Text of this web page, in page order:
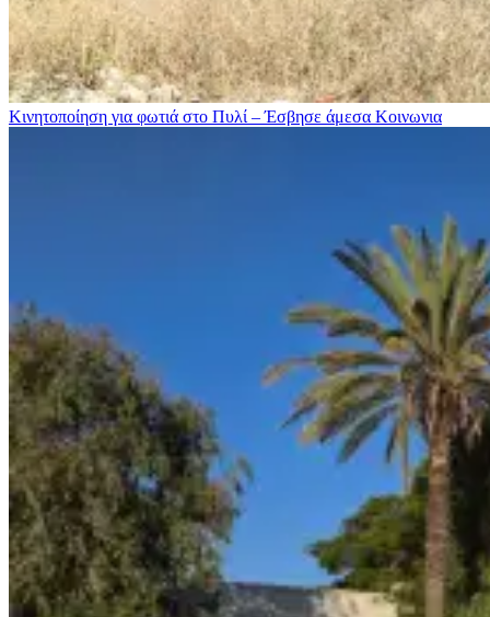
Κινητοποίηση για φωτιά στo Πυλί – Έσβησε άμεσα Κοινωνια